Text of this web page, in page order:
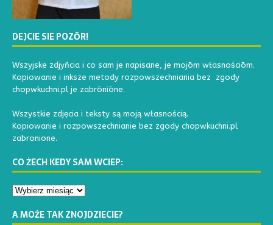
DEJCIE SIE POZŌR!
Wszyjske zdjyńcia i co sam je napisane, je mojōm własnościōm.
Kopiowanie i inksze metody rozpowszechniania bez zgody
chopwkuchni.pl je zabrōniōne.
Wszystkie zdjęcia i teksty są moją własnością.
Kopiowanie i rozpowszechnianie bez zgody chopwkuchni.pl
zabronione.
CO ŻECH KEDY SAM WCIEP:
A MOŻE TAK ZNOJDZIECIE?